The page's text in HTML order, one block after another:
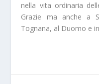
nella vita ordinaria
Grazie ma anche a
Tognana, al Duomo e